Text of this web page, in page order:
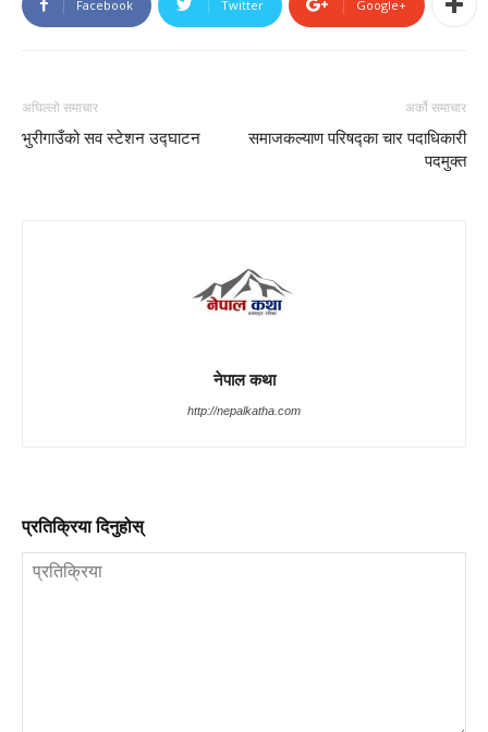
Facebook Twitter Google+
अघिल्लो समाचार
भुरीगाउँको सव स्टेशन उद्घाटन
अर्को समाचार
समाजकल्याण परिषद्का चार पदाधिकारी
पदमुक्त
नेपाल कथा
http://nepalkatha.com
प्रतिक्रिया दिनुहोस्